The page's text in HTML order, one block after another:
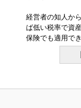
経営者の知人か
ば低い税率で資
保険でも適用で